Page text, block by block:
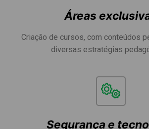
Áreas
Criação de cursos, com conteúdos
diversas estratégias
Segurança e